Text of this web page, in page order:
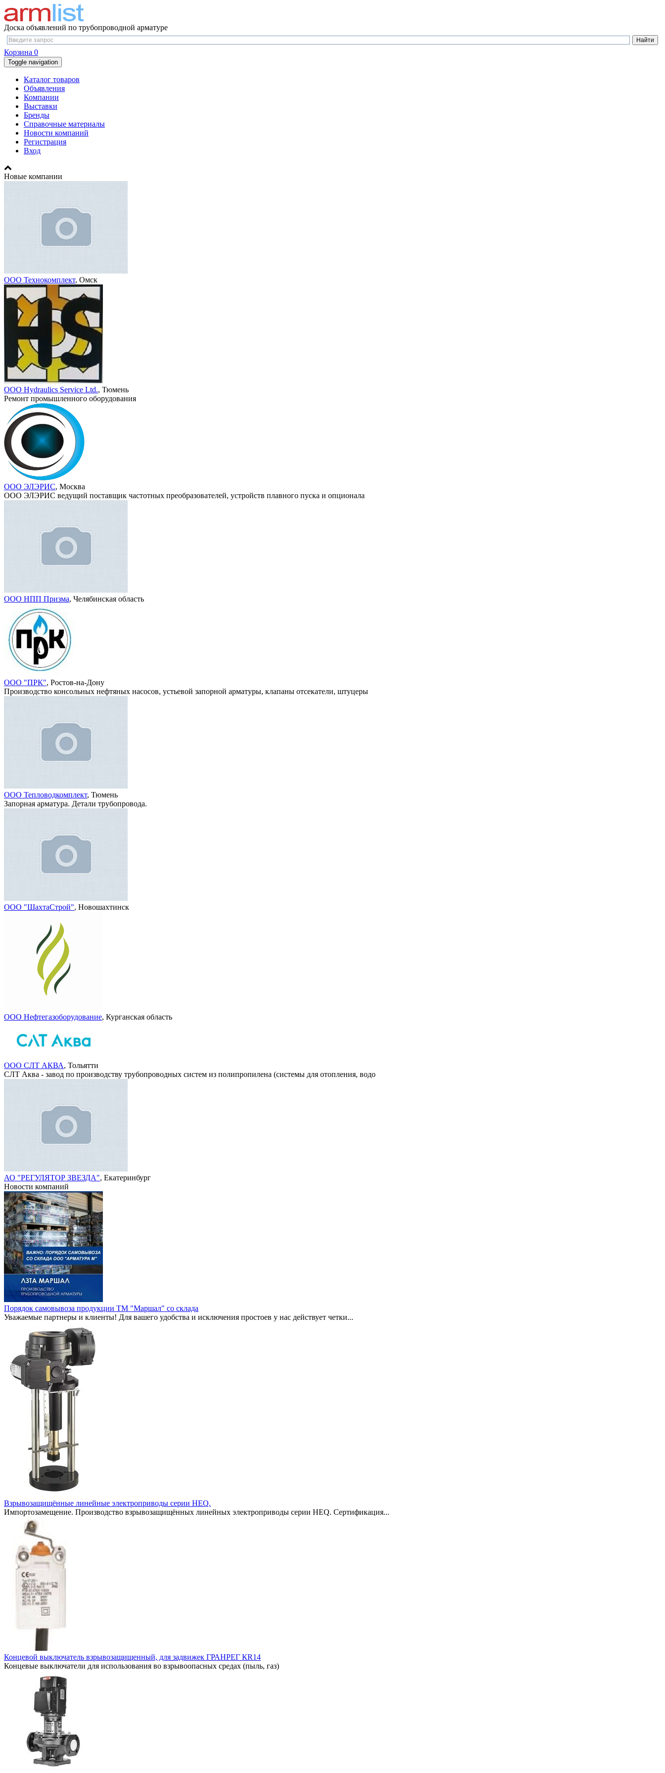
Доска объявлений по трубопроводной арматуре
Корзина 0
Toggle navigation
Каталог товаров
Объявления
Компании
Выставки
Бренды
Справочные материалы
Новости компаний
Регистрация
Вход
Новые компании
ООО Технокомплект, Омск
ООО Hydraulics Service Ltd., Тюмень
Ремонт промышленного оборудования
ООО ЭЛЭРИС, Москва
ООО ЭЛЭРИС ведущий поставщик частотных преобразователей, устройств плавного пуска и опционала
ООО НПП Призма, Челябинская область
ООО "ПРК", Ростов-на-Дону
Производство консольных нефтяных насосов, устьевой запорной арматуры, клапаны отсекатели, штуцеры
ООО Тепловодкомплект, Тюмень
Запорная арматура. Детали трубопровода.
ООО "ШахтаСтрой", Новошахтинск
ООО Нефтегазоборудование, Курганская область
ООО СЛТ АКВА, Тольятти
СЛТ Аква - завод по производству трубопроводных систем из полипропилена (системы для отопления, водо
АО "РЕГУЛЯТОР ЗВЕЗДА", Екатеринбург
Новости компаний
Порядок самовывоза проду​кции ТМ "Маршал" со скла​да
Уважаемые партнеры и кли​енты! Для вашего удобств​а и исключения простоев ​у нас действует четки...
Взрывозащищённые линейные электроприводы серии HEQ.
Импортозамещение. Производство взрывозащищённых линейных электроприводы серии HEQ. Сертификация...
Концевой выключатель взрывозащищенный, для задвижек ГРАНРЕГ КR14
Концевые выключатели для использования во взрывоопасных средах (пыль, газ)